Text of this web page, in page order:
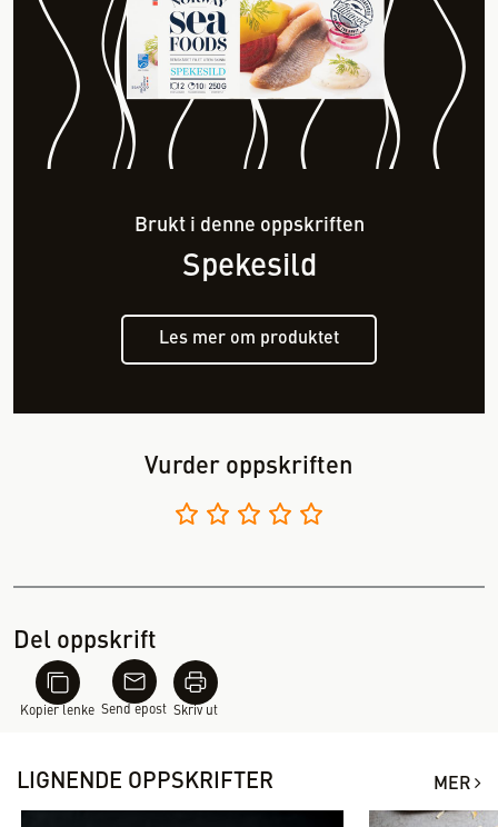
Brukt i denne oppskriften
Spekesild
Les mer om produktet
Vurder oppskriften
Del oppskrift
Kopier lenke Send epost Skriv ut
LIGNENDE OPPSKRIFTER MER